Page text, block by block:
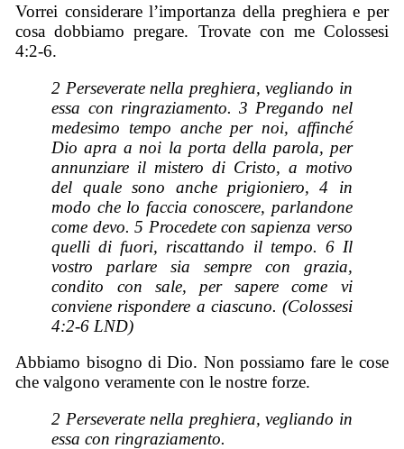
Vorrei considerare l’importanza della preghiera e per
cosa dobbiamo pregare. Trovate con me Colossesi
4:2-6.
2 Perseverate nella preghiera, vegliando in
essa con ringraziamento. 3 Pregando nel
medesimo tempo anche per noi, affinché
Dio apra a noi la porta della parola, per
annunziare il mistero di Cristo, a motivo
del quale sono anche prigioniero, 4 in
modo che lo faccia conoscere, parlandone
come devo. 5 Procedete con sapienza verso
quelli di fuori, riscattando il tempo. 6 Il
vostro parlaresia sempre con grazia,
condito con sale, per sapere come vi
conviene rispondere a ciascuno. (Colossesi
4:2-6 LND)
Abbiamo bisogno di Dio. Non possiamo fare le cose
che valgono veramente con le nostre forze.
2 Perseverate nella preghiera, vegliando in
essa con ringraziamento.